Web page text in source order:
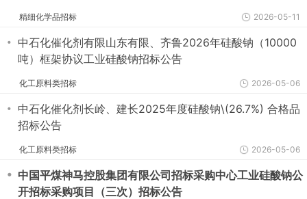
精细化学品招标 2026-05-11
・ 中石化催化剂有限山东有限、齐鲁2026年硅酸钠（10000
吨）框架协议工业硅酸钠招标公告
化工原料类招标 2026-05-06
・ 中石化催化剂长岭、建长2025年度硅酸钠\(26.7%) 合格品
招标公告
化工原料类招标 2026-05-06
・ 中国平煤神马控股集团有限公司招标采购中心工业硅酸钠公
开招标采购项目（三次）招标公告